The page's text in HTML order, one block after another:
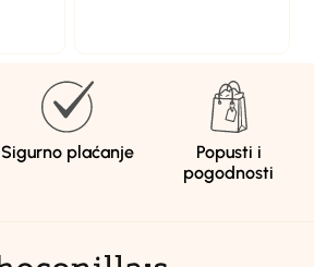
Sigurno plaćanje
Popusti i
pogodnosti